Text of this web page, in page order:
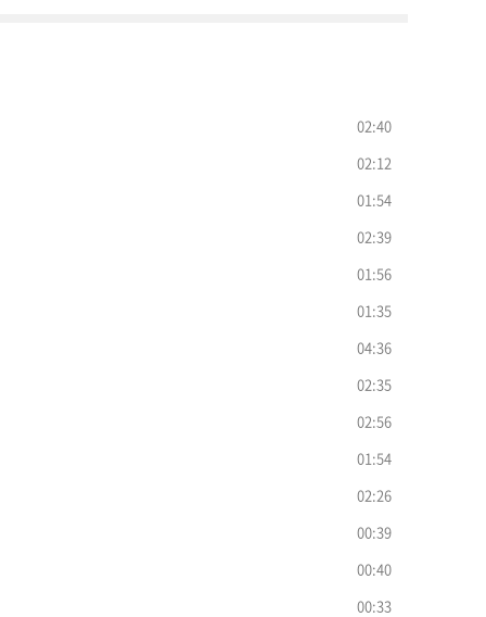
02:40
02:12
01:54
02:39
01:56
01:35
04:36
02:35
02:56
01:54
02:26
00:39
00:40
00:33